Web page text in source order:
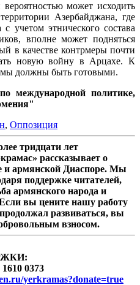
может исходить
Азербайджана, где
учетом этнического состава
вполне может подняться
в качестве контрмеры почти
новую войну в Арцахе. К
должны быть готовыми.
международной политике,
, Оппозиция
тридцати лет
рассказывает о
и армянской Диаспоре. Мы
поддержке читателей,
армянского народа и
вы цените нашу работу
развиваться, вы
взносом.
0373
yerkramas?donate=true